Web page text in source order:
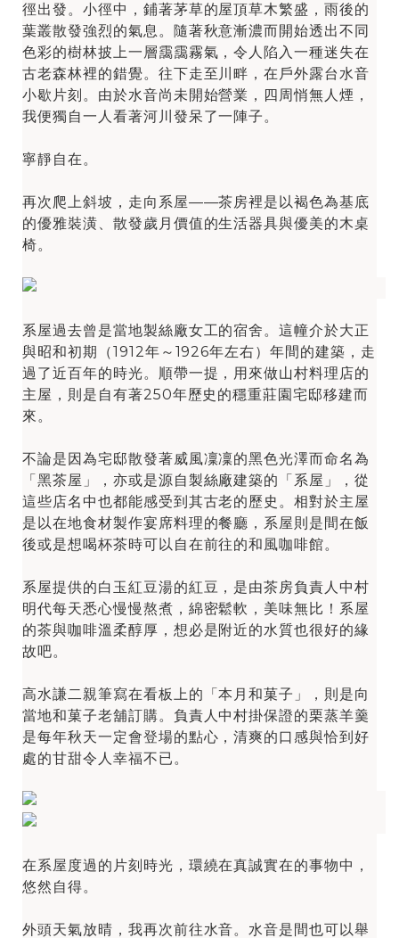
徑出發。小徑中，鋪著茅草的屋頂草木繁盛，雨後的
葉叢散發強烈的氣息。隨著秋意漸濃而開始透出不同
色彩的樹林披上一層靄靄霧氣，令人陷入一種迷失在
古老森林裡的錯覺。往下走至川畔，在戶外露台水音
小歇片刻。由於水音尚未開始營業，四周悄無人煙，
我便獨自一人看著河川發呆了一陣子。
寧靜自在。
再次爬上斜坡，走向系屋——茶房裡是以褐色為基底
的優雅裝潢、散發歲月價值的生活器具與優美的木桌
椅。
系屋過去曾是當地製絲廠女工的宿舍。這幢介於大正
與昭和初期（1912年～1926年左右）年間的建築，走
過了近百年的時光。順帶一提，用來做山村料理店的
主屋，則是自有著250年歷史的穩重莊園宅邸移建而
來。
不論是因為宅邸散發著威風凜凜的黑色光澤而命名為
「黑茶屋」，亦或是源自製絲廠建築的「系屋」，從
這些店名中也都能感受到其古老的歷史。相對於主屋
是以在地食材製作宴席料理的餐廳，系屋則是間在飯
後或是想喝杯茶時可以自在前往的和風咖啡館。
系屋提供的白玉紅豆湯的紅豆，是由茶房負責人中村
明代每天悉心慢慢熬煮，綿密鬆軟，美味無比！系屋
的茶與咖啡溫柔醇厚，想必是附近的水質也很好的緣
故吧。
高水謙二親筆寫在看板上的「本月和菓子」，則是向
當地和菓子老舖訂購。負責人中村掛保證的栗蒸羊羹
是每年秋天一定會登場的點心，清爽的口感與恰到好
處的甘甜令人幸福不已。
在系屋度過的片刻時光，環繞在真誠實在的事物中，
悠然自得。
外頭天氣放晴，我再次前往水音。水音是間也可以舉